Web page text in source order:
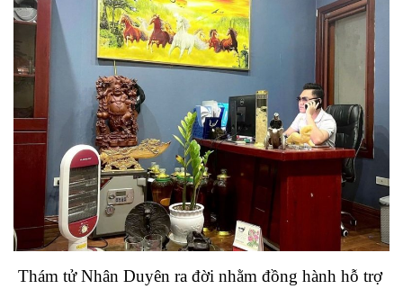
Thám tử Nhân Duyên ra đời nhằm đồng hành hỗ trợ